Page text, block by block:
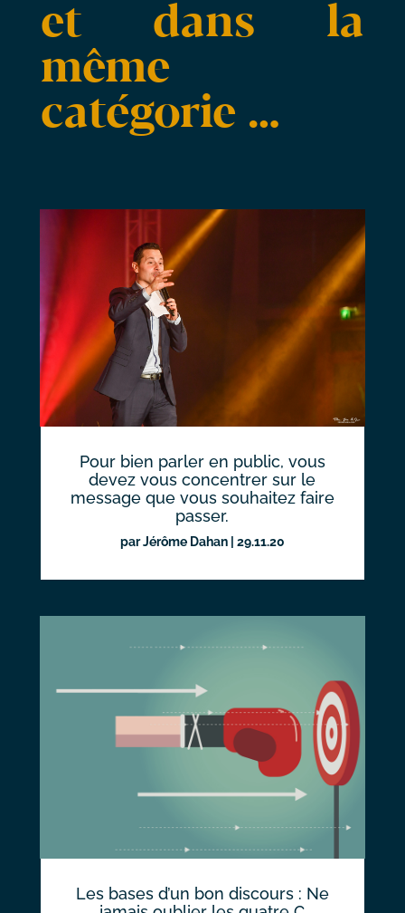
et dans la
même
catégorie …
Pour bien parler en public, vous
devez vous concentrer sur le
message que vous souhaitez faire
passer.
parJérôme Dahan| 29.11.20
Les bases d’un bon discours : Ne